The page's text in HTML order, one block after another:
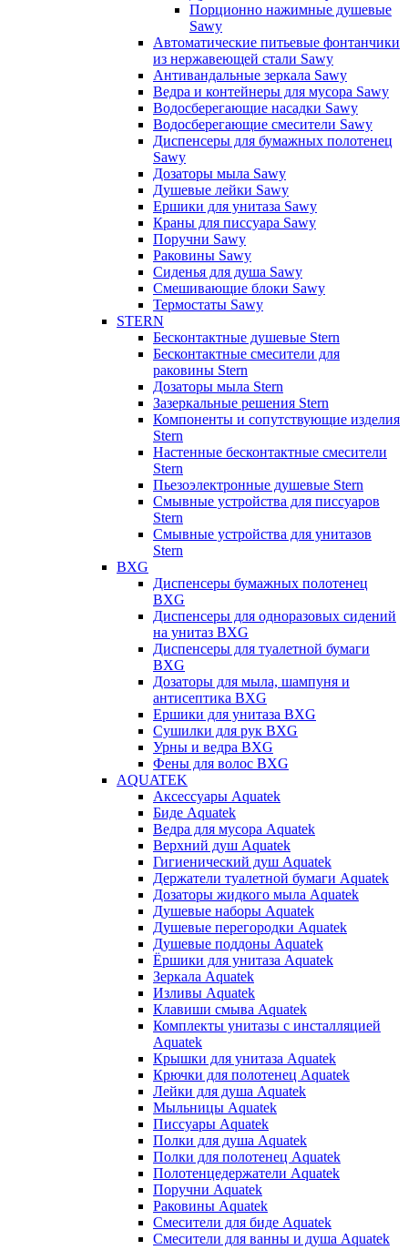
Порционно нажимные душевые
Sawy
Автоматические питьевые фонтанчики
из нержавеющей стали Sawy
Антивандальные зеркала Sawy
Ведра и контейнеры для мусора Sawy
Водосберегающие насадки Sawy
Водосберегающие смесители Sawy
Диспенсеры для бумажных полотенец
Sawy
Дозаторы мыла Sawy
Душевые лейки Sawy
Ершики для унитаза Sawy
Краны для писсуара Sawy
Поручни Sawy
Раковины Sawy
Сиденья для душа Sawy
Смешивающие блоки Sawy
Термостаты Sawy
STERN
Бесконтактные душевые Stern
Бесконтактные смесители для
раковины Stern
Дозаторы мыла Stern
Зазеркальные решения Stern
Компоненты и сопутствующие изделия
Stern
Настенные бесконтактные смесители
Stern
Пьезоэлектронные душевые Stern
Смывные устройства для писсуаров
Stern
Смывные устройства для унитазов
Stern
BXG
Диспенсеры бумажных полотенец
BXG
Диспенсеры для одноразовых сидений
на унитаз BXG
Диспенсеры для туалетной бумаги
BXG
Дозаторы для мыла, шампуня и
антисептика BXG
Ершики для унитаза BXG
Сушилки для рук BXG
Урны и ведра BXG
Фены для волос BXG
AQUATEK
Аксессуары Aquatek
Биде Aquatek
Ведра для мусора Aquatek
Верхний душ Aquatek
Гигиенический душ Aquatek
Держатели туалетной бумаги Aquatek
Дозаторы жидкого мыла Aquatek
Душевые наборы Aquatek
Душевые перегородки Aquatek
Душевые поддоны Aquatek
Ёршики для унитаза Aquatek
Зеркала Aquatek
Изливы Aquatek
Клавиши смыва Aquatek
Комплекты унитазы с инсталляцией
Aquatek
Крышки для унитаза Aquatek
Крючки для полотенец Aquatek
Лейки для душа Aquatek
Мыльницы Aquatek
Писсуары Aquatek
Полки для душа Aquatek
Полки для полотенец Aquatek
Полотенцедержатели Aquatek
Поручни Aquatek
Раковины Aquatek
Смесители для биде Aquatek
Смесители для ванны и душа Aquatek